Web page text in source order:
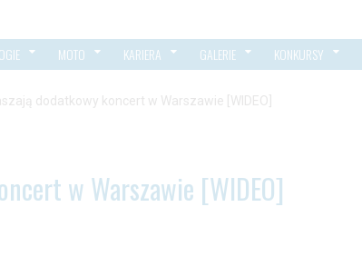
MOTO KARIERA GALERIE KONKURSY
dodatkowy koncert w Warszawie [WIDEO]
w Warszawie [WIDEO]